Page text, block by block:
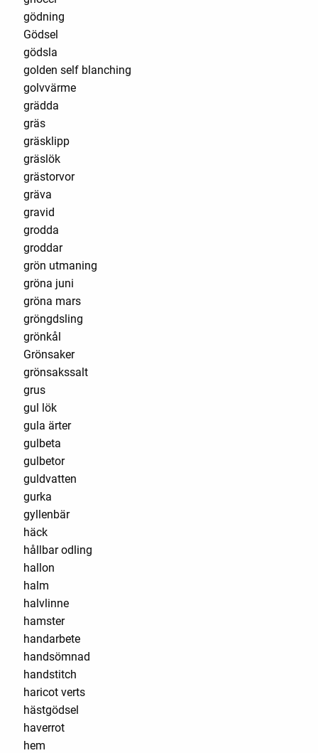
gödning
Gödsel
gödsla
golden self blanching
golvvärme
grädda
gräs
gräsklipp
gräslök
grästorvor
gräva
gravid
grodda
groddar
grön utmaning
gröna juni
gröna mars
gröngdsling
grönkål
Grönsaker
grönsakssalt
grus
gul lök
gula ärter
gulbeta
gulbetor
guldvatten
gurka
gyllenbär
häck
hållbar odling
hallon
halm
halvlinne
hamster
handarbete
handsömnad
handstitch
haricot verts
hästgödsel
haverrot
hem